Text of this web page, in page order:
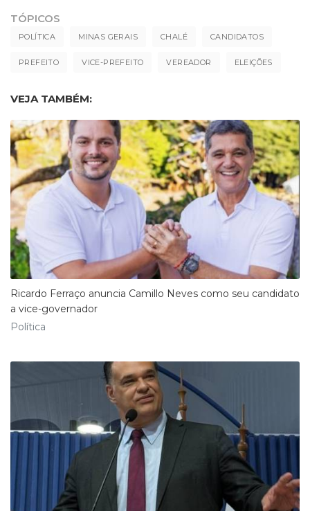
TÓPICOS
POLÍTICA MINAS GERAIS CHALÉ CANDIDATOS
PREFEITO VICE-PREFEITO VEREADOR ELEIÇÕES
VEJA TAMBÉM:
Ricardo Ferraço anuncia Camillo Neves como seu candidato
a vice-governador
Política